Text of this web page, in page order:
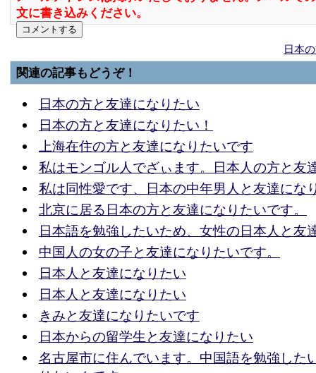
文に書き込みください。
日本
関連の記事もどうぞ！
日本の方と友達になりたい
日本の方と友達になりたい！
上海在住の方と友達になりたいです
私はモンゴル人でざぃます。日本人の方と友
私は同性愛です、日本の中年男人と友達にな
北京に居る日本の方と友達になりたいです。
日本語を勉強したいため、女性の日本人と友
中国人の女の子と友達になりたいです。
日本人と友達になりたい
日本人と友達になりたい
きみと友達になりたいです
日本からの留学生と友達になりたい
名古屋市に住んでいます。中国語を勉強した